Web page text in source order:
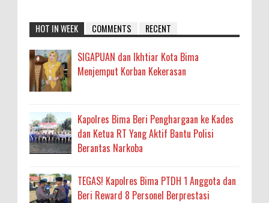
HOT IN WEEK COMMENTS RECENT
SIGAPUAN dan Ikhtiar Kota Bima
Menjemput Korban Kekerasan
Kapolres Bima Beri Penghargaan ke Kades
dan Ketua RT Yang Aktif Bantu Polisi
Berantas Narkoba
TEGAS! Kapolres Bima PTDH 1 Anggota dan
Beri Reward 8 Personel Berprestasi